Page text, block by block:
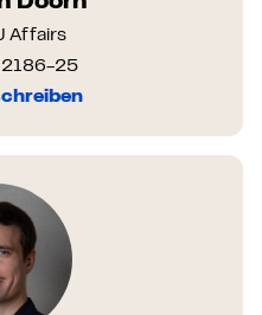
Affairs
25